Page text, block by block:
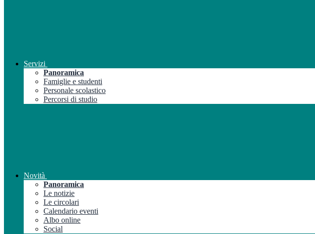
Servizi
Panoramica
Famiglie e studenti
Personale scolastico
Percorsi di studio
Novità
Panoramica
Le notizie
Le circolari
Calendario eventi
Albo online
Social